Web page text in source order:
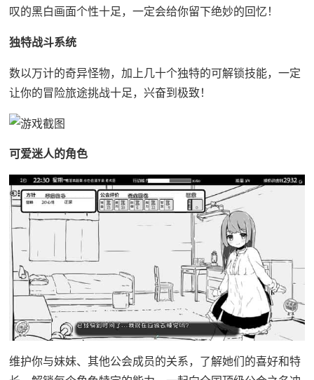
叹的黑白画面个性十足，一定会给你留下绝妙的回忆！
独特战斗系统
数以万计的奇异怪物，加上几十个独特的可解锁技能，一定
让你的冒险旅途挑战十足，兴奋到极致！
可爱迷人的角色
维护你与妹妹、其他公会成员的关系，了解她们的喜好和特